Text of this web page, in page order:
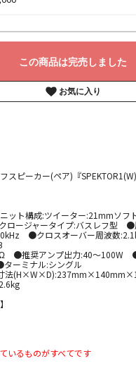
この商品は完売しました
お気に入り
スピーカー(ペア)『
ト構成:ツイーター:21mmソフ
ージャータイプ:バスレフ型 ●
●クロスオーバー周波数
●推奨アンプ出力:40～100W
ーミナル:シングル
法
いるものがすべてです